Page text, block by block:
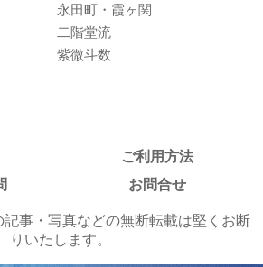
永田町・霞ヶ関
二階堂流
紫微斗数
ご利用方法
お問合せ
事・写真などの無断転載は堅くお断
りいたします。